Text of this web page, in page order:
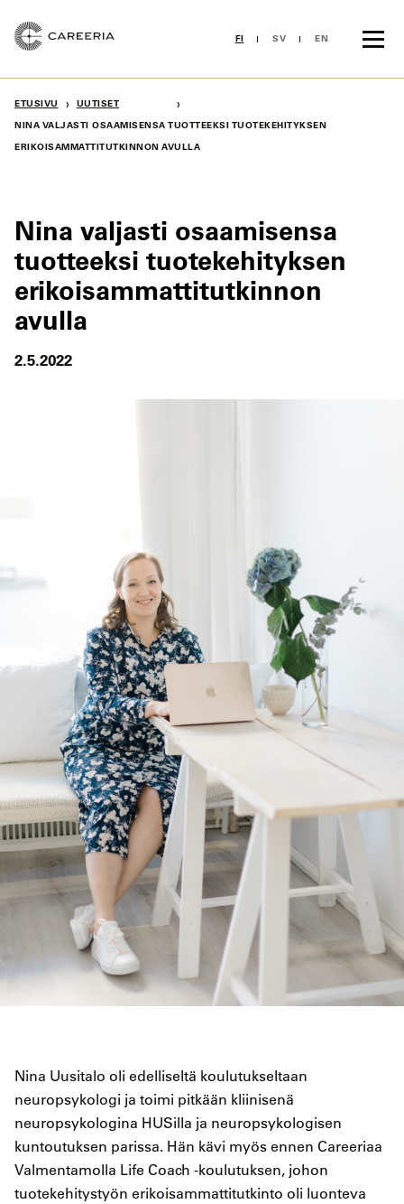
sisältöön
FI SV EN
ETUSIVU › UUTISET ›
NINA VALJASTI OSAAMISENSA TUOTTEEKSI TUOTEKEHITYKSEN
ERIKOISAMMATTITUTKINNON AVULLA
Nina valjasti osaamisensa
tuotteeksi tuotekehityksen
erikoisammattitutkinnon
avulla
2.5.2022
Nina Uusitalo oli edelliseltä koulutukseltaan
neuropsykologi ja toimi pitkään kliinisenä
neuropsykologina HUSilla ja neuropsykologisen
kuntoutuksen parissa. Hän kävi myös ennen Careeriaa
Valmentamolla Life Coach -koulutuksen, johon
tuotekehitystyön erikoisammattitutkinto oli luonteva